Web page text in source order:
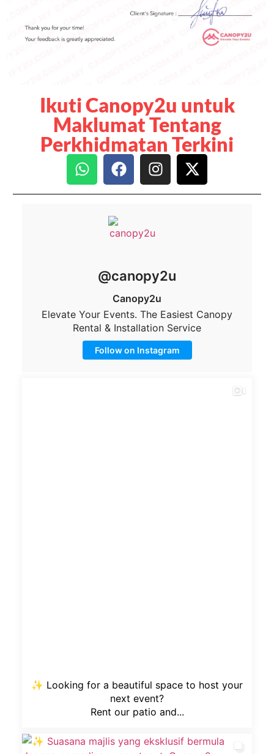
Ikuti Canopy2u untuk
Maklumat Tentang
Perkhidmatan Terkini
@canopy2u
Canopy2u
Elevate Your Events. The Easiest Canopy
Rental & Installation Service
Follow on Instagram
✨ Looking for a beautiful space to host your
next event?
Rent our patio and...